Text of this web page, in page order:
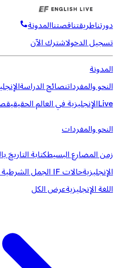
دورتناطريقتناقصتناالمدونة
تسجيل الدخولاشترك الآن
المدونة
النحو والمفرداتنصائح الدراسة
Liveالإنجليزية في العالم الحقيقي
النحو والمفردات
زمن المضارع البسيطكتابة التاريخ
الإنجليزيةحالات IF الجمل الشرطية في اللغة الإنجليزية
اللغة الإنجليزيةعرض الكل